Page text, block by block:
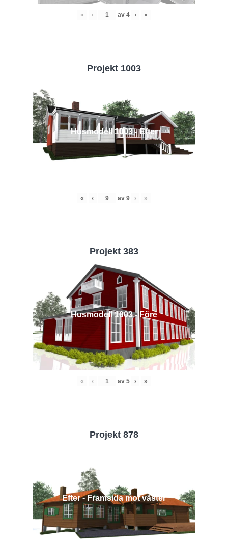
« ‹ av 4 › »
Projekt 1003
Husmodell 1003 - Efter
« ‹ av 9 › »
Projekt 383
Husmodell 1003 - Före
« ‹ av 5 › »
Projekt 878
Efter - Framsida mot väster